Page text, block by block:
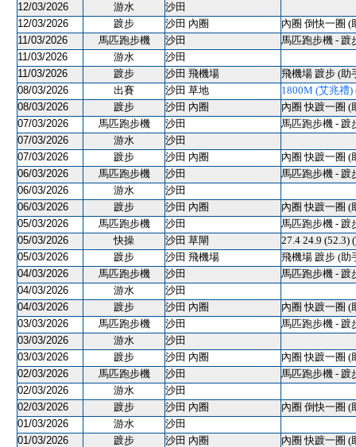
12/03/2026 游水
沙田
12/03/2026
踱步 沙田 內圈
內圈 倒快一圈 (
11/03/2026
馬匹跑步機 沙田
馬匹跑步機 - 踱
11/03/2026
游水
沙田
11/03/2026
踱步 沙田 飛機場
飛機場 踱步 (助
08/03/2026
出賽 沙田 草地
1800M (艾兆禮)
08/03/2026
踱步 沙田 內圈
內圈 快踱一圈 (
07/03/2026
馬匹跑步機 沙田
馬匹跑步機 - 踱
07/03/2026
游水
沙田
07/03/2026
踱步 沙田 內圈
內圈 快踱一圈 (
06/03/2026
馬匹跑步機 沙田
馬匹跑步機 - 踱
06/03/2026
游水
沙田
06/03/2026
踱步 沙田 內圈
內圈 快踱一圈 (
05/03/2026
馬匹跑步機 沙田
馬匹跑步機 - 踱
05/03/2026
快操 沙田 草閘
27.4 24.9 (52.3)
05/03/2026
踱步 沙田 飛機場
飛機場 踱步 (助
04/03/2026
馬匹跑步機 沙田
馬匹跑步機 - 踱
04/03/2026
游水
沙田
04/03/2026
踱步 沙田 內圈
內圈 快踱一圈 (
03/03/2026
馬匹跑步機 沙田
馬匹跑步機 - 踱
03/03/2026
游水
沙田
03/03/2026
踱步 沙田 內圈
內圈 快踱一圈 (
02/03/2026
馬匹跑步機 沙田
馬匹跑步機 - 踱
02/03/2026
游水
沙田
02/03/2026
踱步 沙田 內圈
內圈 倒快一圈 (
01/03/2026
游水
沙田
01/03/2026
踱步 沙田 內圈
內圈 快踱一圈 (